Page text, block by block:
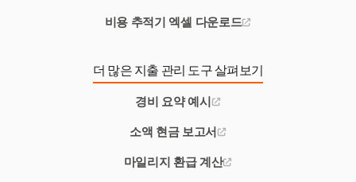
비용 추적기 엑셀 다운로드
더 많은 지출 관리 도구 살펴보기
경비 요약 예시
소액 현금 보고서
마일리지 환급 계산